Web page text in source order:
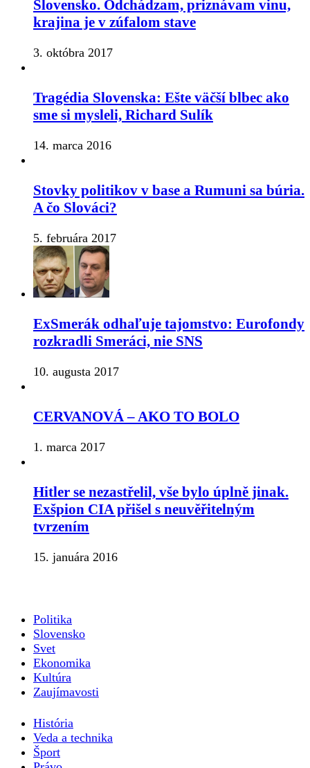
Slovensko. Odchádzam, priznávam vinu,
krajina je v zúfalom stave
3. októbra 2017
Tragédia Slovenska: Ešte väčší blbec ako
sme si mysleli, Richard Sulík
14. marca 2016
Stovky politikov v base a Rumuni sa búria.
A čo Slováci?
5. februára 2017
ExSmerák odhaľuje tajomstvo: Eurofondy
rozkradli Smeráci, nie SNS
10. augusta 2017
CERVANOVÁ – AKO TO BOLO
1. marca 2017
Hitler se nezastřelil, vše bylo úplně jinak.
Exšpion CIA přišel s neuvěřitelným
tvrzením
15. januára 2016
Politika
Slovensko
Svet
Ekonomika
Kultúra
Zaujímavosti
História
Veda a technika
Šport